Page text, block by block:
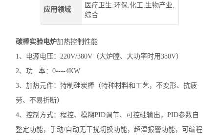
应用领域
医疗卫生,环保,化工,生物产业,
综合
碳棒实验电炉加热控制性能
1、电源电压：220V/380V（大炉膛、大功率时用380V）
2、功 率：0----4KW
3、加热元件：特制硅炭棒（特种材料和工艺，不变形、抗疲
劳、不易折断）
4、控制方式：程控、模糊PID调节、可控硅输出，PID参数自
整定功能，手动/自动无干扰切换功能，超温报警功能，可编程